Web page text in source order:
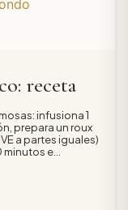
receta
infusiona 1
prepara un roux
a partes iguales)
minutos e
harina, huevo y
a unos 180